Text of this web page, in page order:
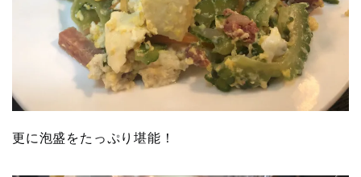
更に泡盛をたっぷり堪能！